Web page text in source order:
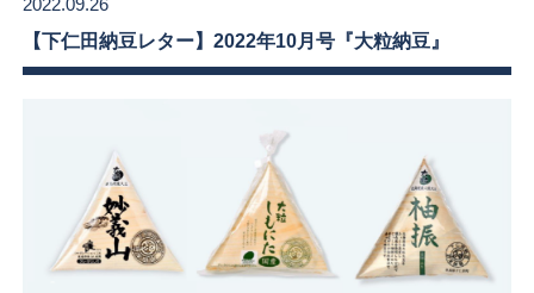
2022.09.26
【下仁田納豆レター】2022年10月号『大粒納豆』